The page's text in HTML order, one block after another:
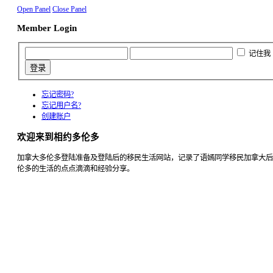
Open Panel Close Panel
Member Login
记住我
忘记密码?
忘记用户名?
创建账户
欢迎来到相约多伦多
加拿大多伦多登陆准备及登陆后的移民生活网站，记录了语嫣同学移民加拿大
伦多的生活的点点滴滴和经验分享。